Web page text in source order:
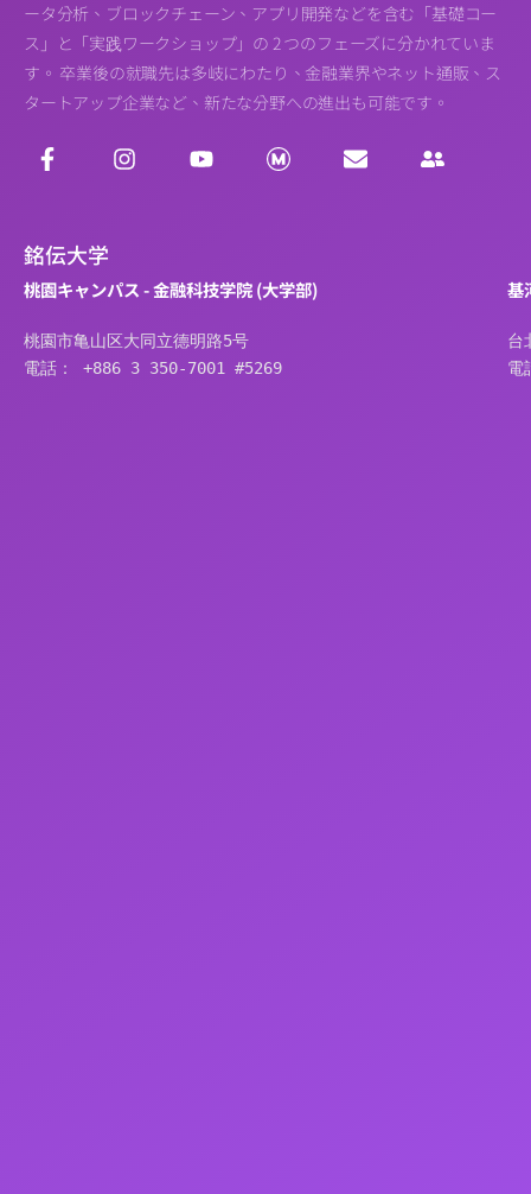
ータ分析、ブロックチェーン、アプリ開発などを含む「基礎コー
ス」と「実践ワークショップ」の 2 つのフェーズに分かれていま
す。 卒業後の就職先は多岐にわたり、金融業界やネット通販、ス
タートアップ企業など、新たな分野への進出も可能です。
銘伝大学
桃園キャンパス - 金融科技学院 (大学部)
桃園市亀山区大同立德明路5号
電話： +886 3 350-7001 #5269
基
台
電